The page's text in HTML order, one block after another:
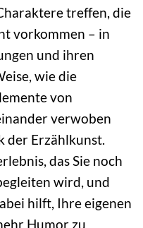
treffen, die
vorkommen – in
und ihren
wie die
von
verwoben
der Erzählkunst.
das Sie noch
wird, und
hilft, Ihre eigenen
Humor zu